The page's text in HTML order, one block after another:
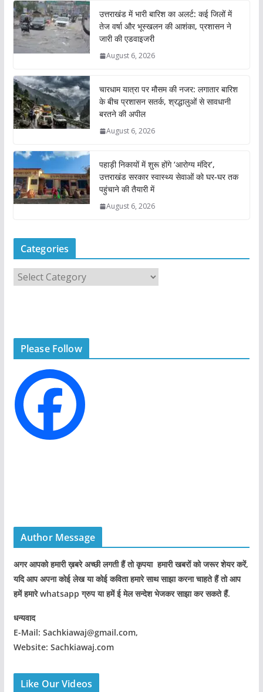
उत्तराखंड में भारी बारिश का अलर्ट: कई जिलों में
तेज वर्षा और भूस्खलन की आशंका, प्रशासन ने
जारी की एडवाइजरी
August 6, 2026
चारधाम यात्रा पर मौसम की नजर: लगातार बारिश
के बीच प्रशासन सतर्क, श्रद्धालुओं से सावधानी
बरतने की अपील
August 6, 2026
पहाड़ी निकायों में शुरू होंगे ‘आरोग्य मंदिर’,
उत्तराखंड सरकार स्वास्थ्य सेवाओं को घर-घर तक
पहुंचाने की तैयारी में
August 6, 2026
Categories
a
r
e
s
Please Follow
Author Message
अगर आपको हमारी ख़बरे अच्छी लगती हैं तो कृपया हमारी खबरों को जरूर शेयर करें,
यदि आप अपना कोई लेख या कोई कविता हमारे साथ साझा करना चाहते हैं तो आप
हमें हमारे whatsapp ग्रुप या हमें ई मेल सन्देश भेजकर साझा कर सकते हैं.
धन्यवाद
E-Mail: Sachkiawaj@gmail.com,
Website: Sachkiawaj.com
Like Our Videos